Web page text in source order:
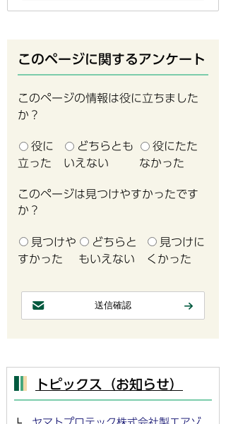
このページに関するアンケート
このページの情報は役に立ちました
か？
役に
立った
どちらとも
いえない
役にたた
なかった
このページは見つけやすかったです
か？
見つけや
すかった
どちらと
もいえない
見つけに
くかった
トピックス（お知らせ）